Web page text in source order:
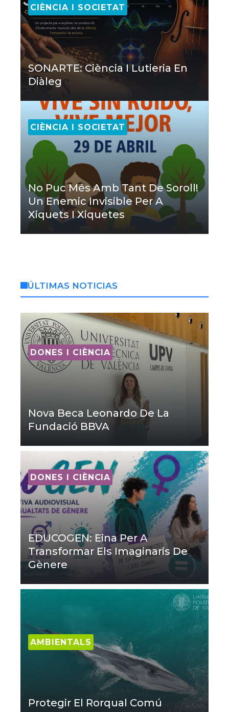
CIÈNCIA I SOCIETAT
SONARTE: Ciència I Lutieria En
Diàleg
CIÈNCIA I SOCIETAT
No Puc Més Amb Tant De Soroll!
Un Enemic Invisible Per A
Xiquets I Xiquetes
ÚLTIMAS NOTICIAS
DONES I CIÈNCIA
Nova Beca Leonardo De La
Fundació BBVA
DONES I CIÈNCIA
EDUCOGEN: Eina Per A
Transformar Els Imaginaris De
Gènere
AMBIENTALS
Protegir El Rorqual Comú